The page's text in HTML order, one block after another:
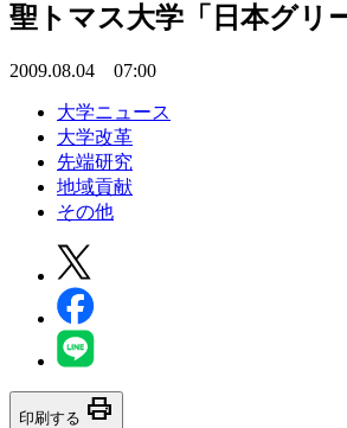
聖トマス大学「日本グリ
2009.08.04 07:00
大学ニュース
大学改革
先端研究
地域貢献
その他
印刷する print